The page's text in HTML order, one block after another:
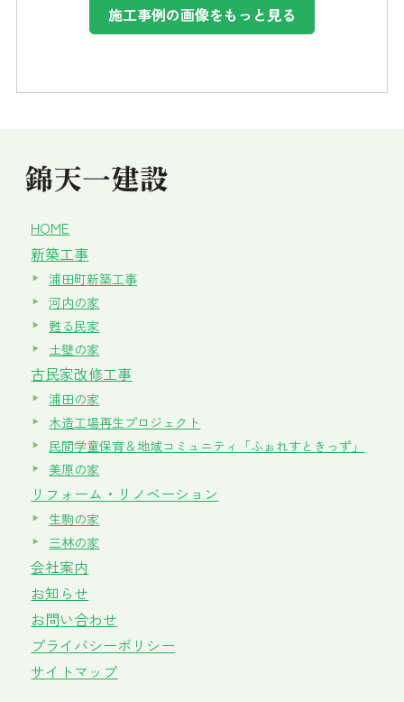
施工事例の画像をもっと見る
HOME
新築工事
浦田町新築工事
河内の家
甦る民家
土壁の家
古民家改修工事
浦田の家
木造工場再生プロジェクト
民間学童保育＆地域コミュニティ「ふぉれすときっず」
美原の家
リフォーム・リノベーション
生駒の家
三林の家
会社案内
お知らせ
お問い合わせ
プライバシーポリシー
サイトマップ